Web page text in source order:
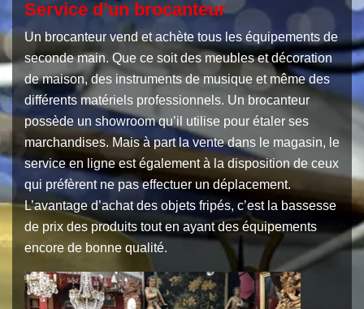
Service d’un brocanteur
Un brocanteur vend et achète tous les équipements de
seconde main. Que ce soit des meubles et décoration
de maison, des instruments de musique et même des
différents matériels professionnels. Un brocanteur
possède un showroom qu’il utilise pour étaler ses
marchandises. Mais à part la vente dans le magasin, le
service en ligne est également à la disposition de ceux
qui préfèrent ne pas effectuer un déplacement.
L’avantage d’achat des objets fripés, c’est la bassesse
de prix des produits tout en ayant des équipements
encore de bonne qualité.